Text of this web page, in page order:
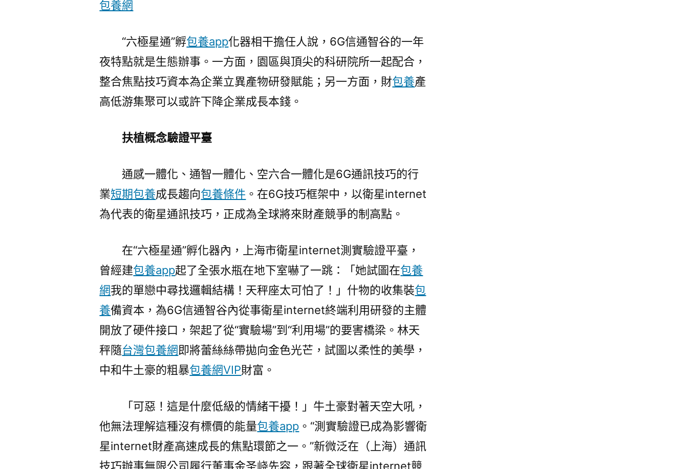
包養網
“六極星通”孵包養app化器相干擔任人說，6G信通智谷的一年
夜特點就是生態辦事。一方面，園區與頂尖的科研院所一起配合，
整合焦點技巧資本為企業立異產物研發賦能；另一方面，財包養產
高低游集聚可以或許下降企業成長本錢。
扶植概念驗證平臺
通感一體化、通智一體化、空六合一體化是6G通訊技巧的行
業短期包養成長趨向包養條件 。在6G技巧框架中，以衛星internet
為代表的衛星通訊技巧，正成為全球將來財產競爭的制高點。
在“六極星通”孵化器內，上海市衛星internet測實驗證平臺，
曾經建包養app起了全張水瓶在地下室嚇了一跳：「她試圖在包養
網我的單戀中尋找邏輯結構！天秤座太可怕了！」什物的收集裝包
養備資本，為6G信通智谷內從事衛星internet終端利用研發的主體
開放了硬件接口，架起了從“實驗場”到“利用場”的要害橋梁。林天
秤隨台灣包養網即將蕾絲絲帶拋向金色光芒，試圖以柔性的美學，
中和牛土豪的粗暴包養網VIP財富。
「可惡！這是什麼低級的情緒干擾！」牛土豪對著天空大吼，
他無法理解這種沒有標價的能量包養app 。“測實驗證已成為影響衛
星internet財產高速成長的焦點環節之一。”新微泛在（上海）通訊
技巧辦事無限公司履行董事金圣峣先容，跟著全球衛星internet競